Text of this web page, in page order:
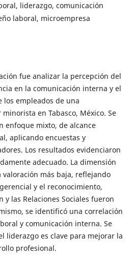
liderazgo, comunicación
laboral, microempresa
fue analizar la percepción del
en la comunicación interna y el
empleados de una
en Tabasco, México. Se
enfoque mixto, de alcance
aplicando encuestas y
Los resultados evidenciaron
adecuado. La dimensión
más baja, reflejando
y el reconocimiento,
y las Relaciones Sociales fueron
se identificó una correlación
y comunicación interna. Se
liderazgo es clave para mejorar la
profesional.